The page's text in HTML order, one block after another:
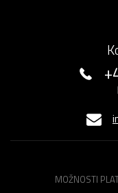
MOŽNOSTI